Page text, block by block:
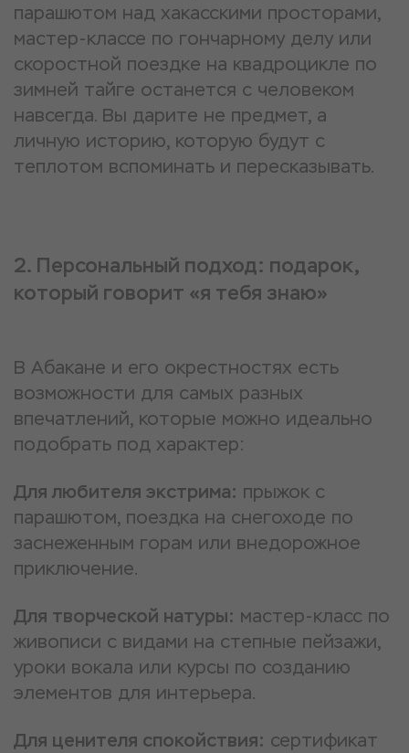
парашютом над хакасскими просторами,
мастер-классе по гончарному делу или
скоростной поездке на квадроцикле по
зимней тайге останется с человеком
навсегда. Вы дарите не предмет, а
личную историю, которую будут с
теплотом вспоминать и пересказывать.
2. Персональный подход: подарок,
который говорит «я тебя знаю»
В Абакане и его окрестностях есть
возможности для самых разных
впечатлений, которые можно идеально
подобрать под характер:
Для любителя экстрима: прыжок с
парашютом, поездка на снегоходе по
заснеженным горам или внедорожное
приключение.
Для творческой натуры: мастер-класс по
живописи с видами на степные пейзажи,
уроки вокала или курсы по созданию
элементов для интерьера.
Для ценителя спокойствия: сертификат